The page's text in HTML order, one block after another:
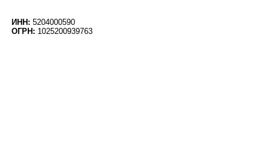
ИНН: 5204000590
ОГРН: 1025200939763